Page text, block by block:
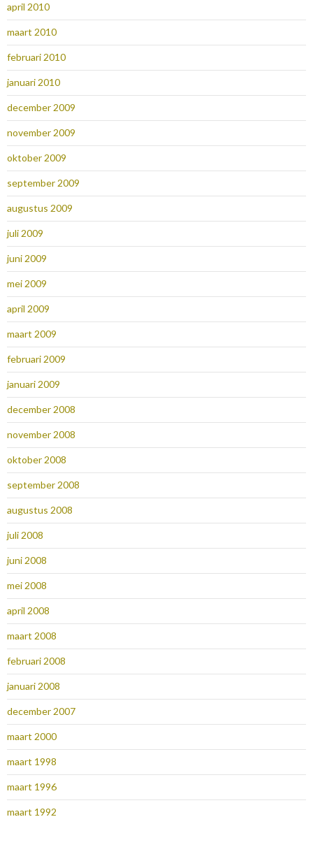
april 2010
maart 2010
februari 2010
januari 2010
december 2009
november 2009
oktober 2009
september 2009
augustus 2009
juli 2009
juni 2009
mei 2009
april 2009
maart 2009
februari 2009
januari 2009
december 2008
november 2008
oktober 2008
september 2008
augustus 2008
juli 2008
juni 2008
mei 2008
april 2008
maart 2008
februari 2008
januari 2008
december 2007
maart 2000
maart 1998
maart 1996
maart 1992